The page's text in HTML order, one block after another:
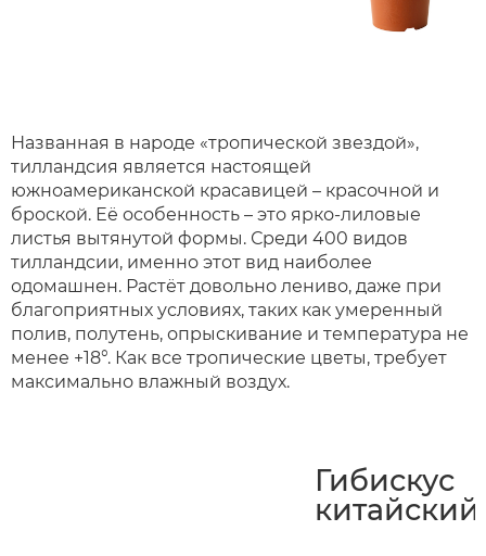
Названная в народе «тропической звездой»,
тилландсия является настоящей
южноамериканской красавицей – красочной и
броской. Её особенность – это ярко-лиловые
листья вытянутой формы. Среди 400 видов
тилландсии, именно этот вид наиболее
одомашнен. Растёт довольно лениво, даже при
благоприятных условиях, таких как умеренный
полив, полутень, опрыскивание и температура не
менее +18°. Как все тропические цветы, требует
максимально влажный воздух.
Гибискус
китайский